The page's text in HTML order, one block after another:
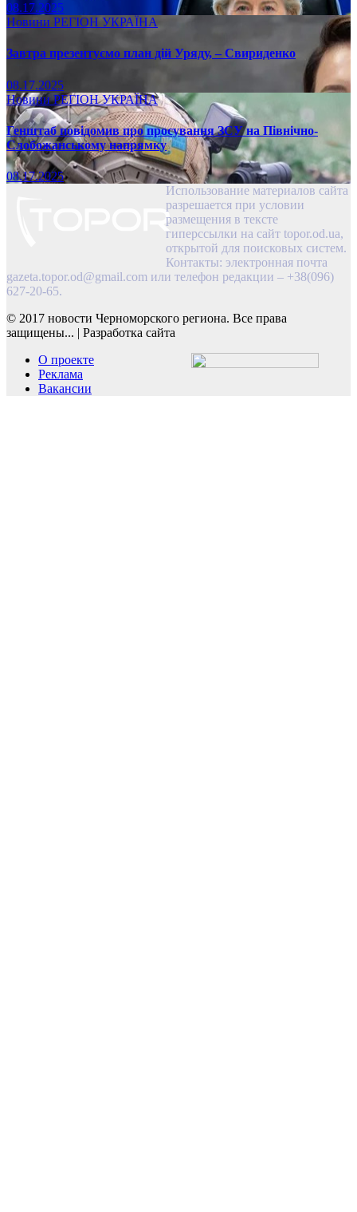
08.17.2025
Новини РЕГІОН УКРАЇНА
Завтра презентуємо план дій Уряду, – Свириденко
08.17.2025
НовиниРЕГІОНУКРАЇНА
Генштаб повідомив про просування ЗСУ на Північно-
Слобожанському напрямку
08.17.2025
Использование материалов сайта
разрешается при условии
размещения в тексте
гиперссылки на сайт topor.od.ua,
открытой для поисковых систем.
Контакты: электронная почта
gazeta.topor.od@gmail.com или телефон редакции – +38(096)
627-20-65.
© 2017 новости Черноморского региона. Все права
защищены... | Разработка сайта
О проекте
Реклама
Вакансии